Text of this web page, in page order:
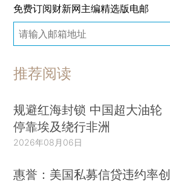
免费订阅财新网主编精选版电邮
推荐阅读
规避红海封锁 中国超大油轮
停靠埃及绕行非洲
2026年08月06日
惠誉：美国私募信贷违约率创